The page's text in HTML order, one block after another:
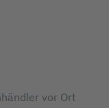
vor Ort